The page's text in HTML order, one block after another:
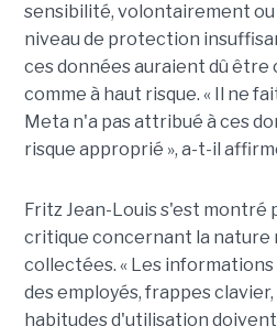
sensibilité, volontairement
niveau de protection
ces données auraient dû
comme à haut risque. « Il ne
Meta n'a pas attribué à ces
risque approprié », a-t-il
Fritz Jean-Louis s'est
critique concernant la nature
collectées. « Les
des employés, frappes
habitudes d'utilisation